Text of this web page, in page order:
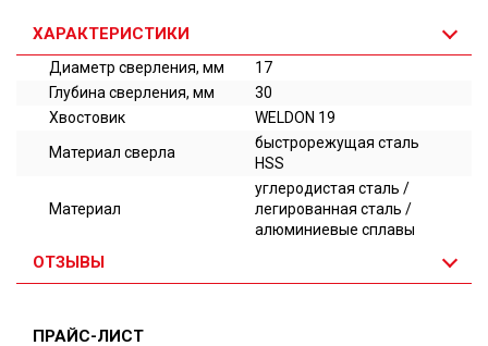
ХАРАКТЕРИСТИКИ
Диаметр сверления, мм
17
Глубина сверления, мм
30
Хвостовик
WELDON 19
Материал сверла
быстрорежущая сталь
HSS
Материал
углеродистая сталь /
легированная сталь /
алюминиевые сплавы
ОТЗЫВЫ
ПРАЙС-ЛИСТ